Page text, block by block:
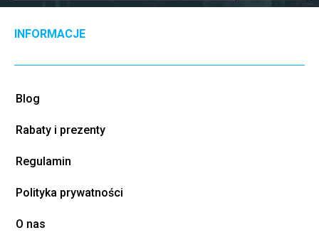
INFORMACJE
Blog
Rabaty i prezenty
Regulamin
Polityka prywatności
O nas